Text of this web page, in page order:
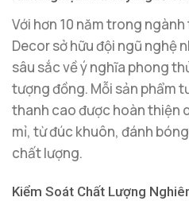
Với hơn 10 năm trong
Decor sở hữu đội ngũ nghệ
sâu sắc về ý nghĩa phong
tượng đồng. Mỗi sản phẩm
thanh cao được hoàn thiện
mỉ, từ đúc khuôn, đánh
chất lượng.
Kiểm Soát Chất Lượng